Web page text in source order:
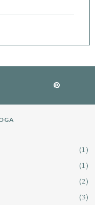
(1)
(1)
(2)
(3)